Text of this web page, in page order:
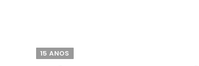
15 ANOS